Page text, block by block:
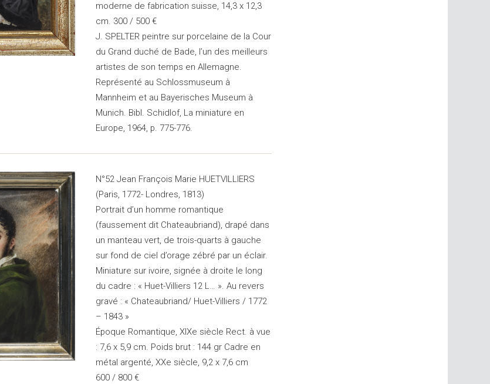
moderne de fabrication suisse, 14,3 x 12,3
cm. 300 / 500 €
J. SPELTER peintre sur porcelaine de la Cour
du Grand duché de Bade, l’un des meilleurs
artistes de son temps en Allemagne.
Représenté au Schlossmuseum à
Mannheim et au Bayerisches Museum à
Munich. Bibl. Schidlof, La miniature en
Europe, 1964, p. 775-776.
N°52 Jean François Marie HUETVILLIERS
(Paris, 1772- Londres, 1813)
Portrait d’un homme romantique
(faussement dit Chateaubriand), drapé dans
un manteau vert, de trois-quarts à gauche
sur fond de ciel d’orage zébré par un éclair.
Miniature sur ivoire, signée à droite le long
du cadre : « Huet-Villiers 12 L… ». Au revers
gravé : « Chateaubriand/ Huet-Villiers / 1772
– 1843 »
Époque Romantique, XIXe siècle Rect. à vue
: 7,6 x 5,9 cm. Poids brut : 144 gr Cadre en
métal argenté, XXe siècle, 9,2 x 7,6 cm
600 / 800 €